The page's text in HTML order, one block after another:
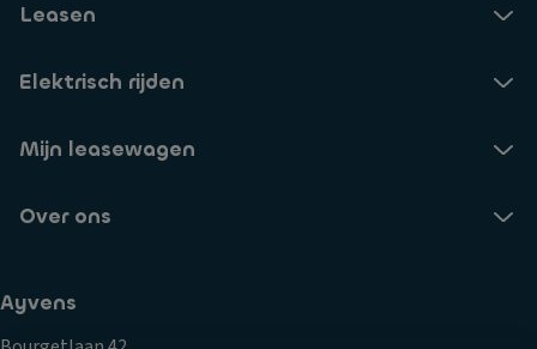
Leasen
Elektrisch rijden
Mijn leasewagen
Over ons
Ayvens